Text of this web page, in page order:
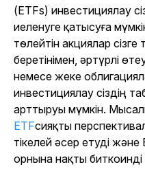
(ETFs) инвестициялау
иеленуге қатысуға
төлейтін акциялар сізге
беретінімен, әртүрлі
немесе жеке
инвестициялау сіздің
арттыруы мүмкін.
ETFсияқты
тікелей әсер етуді
орнына нақты